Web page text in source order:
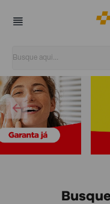
Super Popular